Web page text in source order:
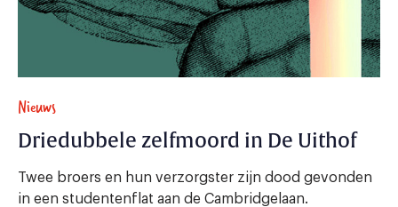
Nieuws
Driedubbele zelfmoord in De Uithof
Twee broers en hun verzorgster zijn dood gevonden
in een studentenflat aan de Cambridgelaan.